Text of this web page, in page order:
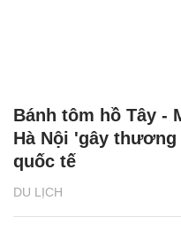
DU LỊCH
Bánh tôm hồ Tây -
Hà Nội 'gây
quốc tế